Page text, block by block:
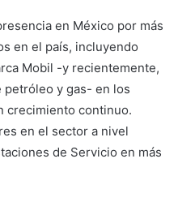
en México por más
en el país, incluyendo
Mobil -y recientemente,
y gas-­ en los
crecimiento continuo.
en el sector a nivel
de Servicio en más